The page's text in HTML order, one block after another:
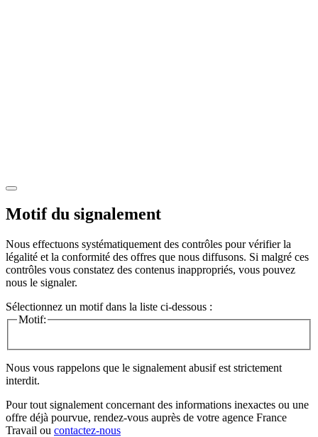
Motif du signalement
Nous effectuons systématiquement des contrôles pour vérifier la
légalité et la conformité des offres que nous diffusons. Si malgré ces
contrôles vous constatez des contenus inappropriés, vous pouvez
nous le signaler.
Sélectionnez un motif dans la liste ci-dessous :
Motif:
Nous vous rappelons que le signalement abusif est strictement
interdit.
Pour tout signalement concernant des informations inexactes ou une
offre déjà pourvue, rendez-vous auprès de votre agence France
Travail ou contactez-nous